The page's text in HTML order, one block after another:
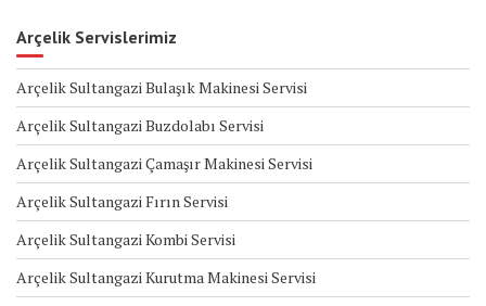
Arçelik Servislerimiz
Arçelik Sultangazi Bulaşık Makinesi Servisi
Arçelik Sultangazi Buzdolabı Servisi
Arçelik Sultangazi Çamaşır Makinesi Servisi
Arçelik Sultangazi Fırın Servisi
Arçelik Sultangazi Kombi Servisi
Arçelik Sultangazi Kurutma Makinesi Servisi